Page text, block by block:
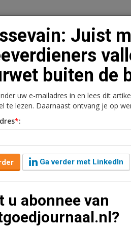
Vacaturebank Contact
Kantoren Retail
de boot
goed functionerende
jaren niet goed ging,
Juist
buiten de
uw e-mailadres in en lees dit
te lezen. Daarnaast ontvang je op
*:
Ga verder met LinkedIn
u abonnee van